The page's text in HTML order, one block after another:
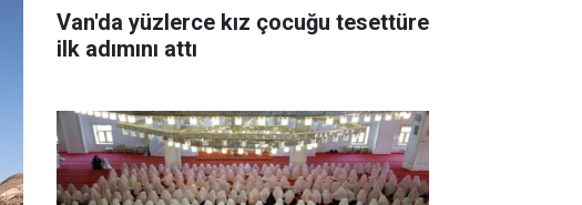
Van'da yüzlerce kız çocuğu tesettüre
ilk adımını attı